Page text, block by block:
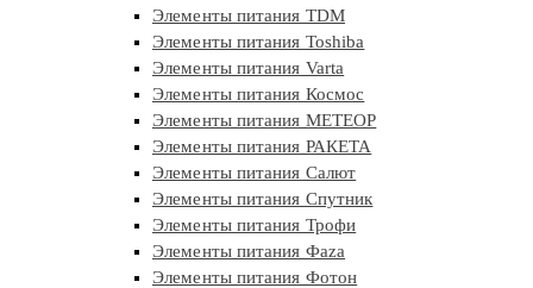
Элементы питания TDM
Элементы питания Toshiba
Элементы питания Varta
Элементы питания Космос
Элементы питания МЕТЕОР
Элементы питания РАКЕТА
Элементы питания Салют
Элементы питания Спутник
Элементы питания Трофи
Элементы питания Фaza
Элементы питания Фотон